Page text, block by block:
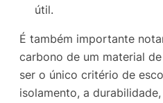
útil.
É também importante
carbono de um material
ser o único critério de
isolamento, a